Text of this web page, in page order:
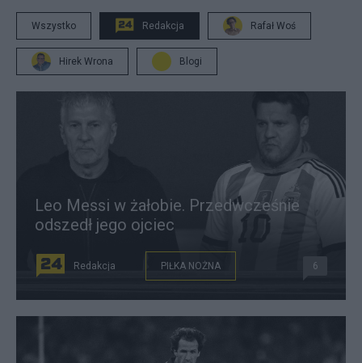
Wszystko Redakcja Rafał Woś
Hirek Wrona Blogi
Leo Messi w żałobie. Przedwcześnie
odszedł jego ojciec
Redakcja PIŁKA NOŻNA 6